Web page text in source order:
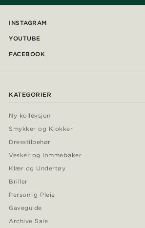
INSTAGRAM
YOUTUBE
FACEBOOK
KATEGORIER
Ny kolleksjon
Smykker og Klokker
Dresstilbehør
Vesker og lommebøker
Klær og Undertøy
Briller
Personlig Pleie
Gaveguide
Archive Sale